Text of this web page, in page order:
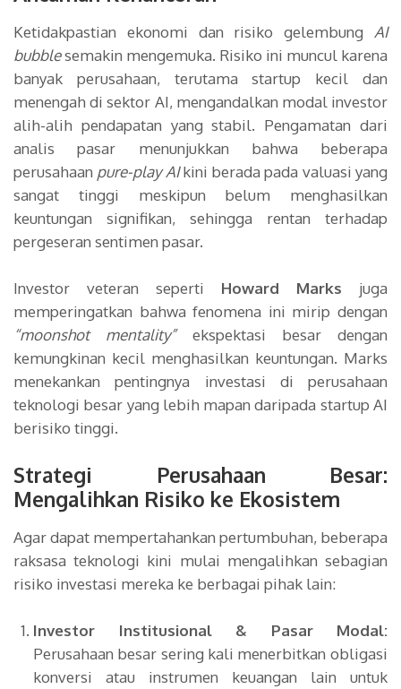
Ketidakpastian ekonomi dan risiko gelembung AI
bubblesemakin mengemuka. Risiko ini muncul karena
banyak perusahaan, terutama startup kecil dan
menengah di sektor AI, mengandalkan modal investor
alih-alih pendapatan yang stabil. Pengamatan dari
analis pasar menunjukkan bahwa beberapa
perusahaan pure-play AIkini berada pada valuasi yang
sangat tinggi meskipun belum menghasilkan
keuntungan signifikan, sehingga rentan terhadap
pergeseran sentimen pasar.
Investor veteran seperti Howard Marks juga
memperingatkan bahwa fenomena ini mirip dengan
“moonshot mentality”ekspektasi besar dengan
kemungkinan kecil menghasilkan keuntungan. Marks
menekankan pentingnya investasi di perusahaan
teknologi besar yang lebih mapan daripada startup AI
berisiko tinggi.
Strategi Perusahaan Besar:
Mengalihkan Risiko ke Ekosistem
Agar dapat mempertahankan pertumbuhan, beberapa
raksasa teknologi kini mulai mengalihkan sebagian
risiko investasi mereka ke berbagai pihak lain:
Investor Institusional & Pasar Modal:
Perusahaan besar sering kali menerbitkan obligasi
konversi atau instrumen keuangan lain untuk